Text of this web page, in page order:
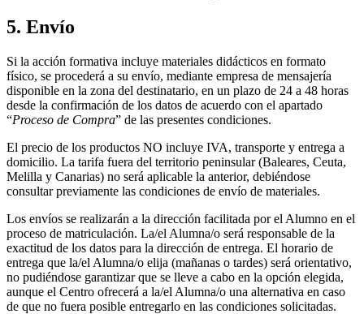
5. Envío
Si la acción formativa incluye materiales didácticos en formato
físico, se procederá a su envío, mediante empresa de mensajería
disponible en la zona del destinatario, en un plazo de 24 a 48 horas
desde la confirmación de los datos de acuerdo con el apartado
“Proceso de Compra” de las presentes condiciones.
El precio de los productos NO incluye IVA, transporte y entrega a
domicilio. La tarifa fuera del territorio peninsular (Baleares, Ceuta,
Melilla y Canarias) no será aplicable la anterior, debiéndose
consultar previamente las condiciones de envío de materiales.
Los envíos se realizarán a la dirección facilitada por el Alumno en el
proceso de matriculación. La/el Alumna/o será responsable de la
exactitud de los datos para la dirección de entrega. El horario de
entrega que la/el Alumna/o elija (mañanas o tardes) será orientativo,
no pudiéndose garantizar que se lleve a cabo en la opción elegida,
aunque el Centro ofrecerá a la/el Alumna/o una alternativa en caso
de que no fuera posible entregarlo en las condiciones solicitadas.